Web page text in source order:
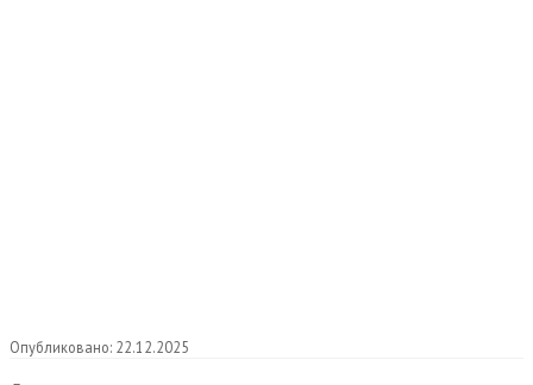
Опубликовано: 22.12.2025